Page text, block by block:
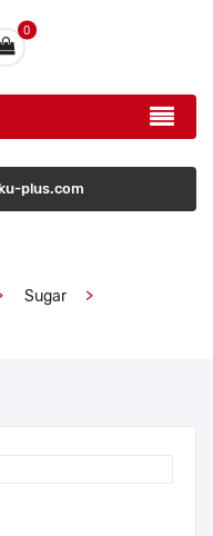
0
plus.com
Sugar